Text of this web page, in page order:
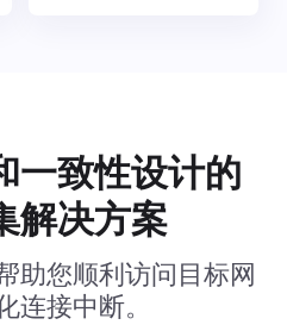
一致性设计的
解决方案
助您顺利访问目标网
连接中断。